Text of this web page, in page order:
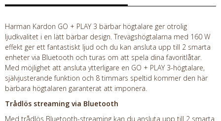
Harman Kardon GO + PLAY 3 bärbar högtalare ger otrolig
ljudkvalitet i en lätt bärbar design. Trevägshögtalarna med 160 W
effekt ger ett fantastiskt ljud och du kan ansluta upp till 2 smarta
enheter via Bluetooth och turas om att spela dina favoritlåtar.
Med möjlighet att ansluta ytterligare en GO + PLAY 3-högtalare,
självjusterande funktion och 8 timmars speltid kommer den här
bärbara högtalaren garanterat att imponera.
Trådlös streaming via Bluetooth
Med trådlös Bluetooth-streaming kan du ansluta upp till 2 smarta